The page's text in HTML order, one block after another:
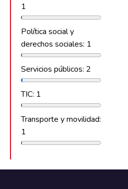
1
Política social y
derechos sociales: 1
Servicios públicos: 2
TIC: 1
Transporte y movilidad:
1